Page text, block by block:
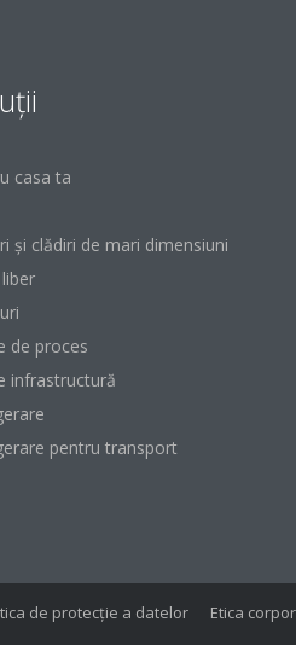
casa ta
şi clădiri de mari dimensiuni
de proces
infrastructură
pentru transport
de protecție a datelor
Etica